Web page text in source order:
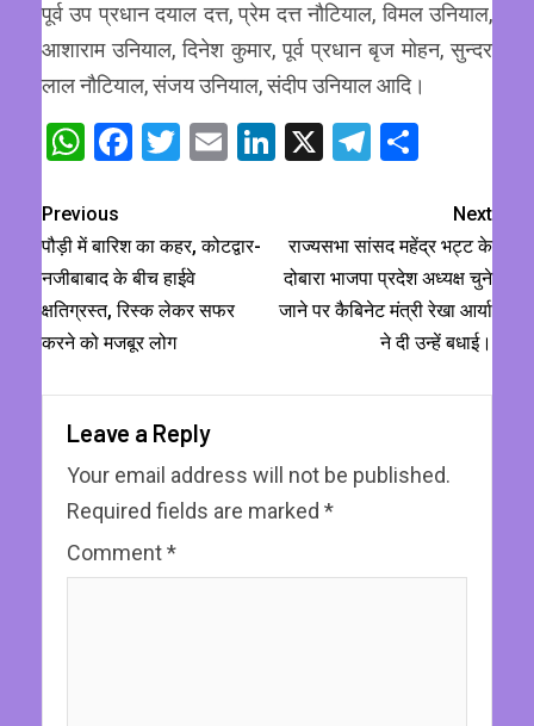
पूर्व उप प्रधान दयाल दत्त, प्रेम दत्त नौटियाल, विमल उनियाल,
आशाराम उनियाल, दिनेश कुमार, पूर्व प्रधान बृज मोहन, सुन्दर
लाल नौटियाल, संजय उनियाल, संदीप उनियाल आदि।
WhatsApp
Facebook
Twitter
EmailLinkedIn
X Telegram
Previous
पौड़ी में बारिश का कहर, कोटद्वार-
नजीबाबाद के बीच हाईवे
क्षतिग्रस्त, रिस्क लेकर सफर
करने को मजबूर लोग
Next
राज्यसभा सांसद महेंद्र भट्ट के
दोबारा भाजपा प्रदेश अध्यक्ष चुने
जाने पर कैबिनेट मंत्री रेखा आर्या
ने दी उन्हें बधाई।
Leave a Reply
Your email address will not be published.
Required fields are marked *
Comment*